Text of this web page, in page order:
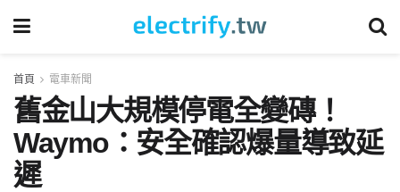
首頁 電車新聞
舊金山大規模停電全變磚！
Waymo：安全確認爆量導致延
遲